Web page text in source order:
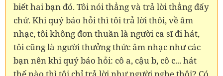
biết hai bạn đó. Tôi nói thẳng và trả lời thẳng đấy
chứ. Khi quý báo hỏi thì tôi trả lời thôi, về âm
nhạc, tôi không đơn thuần là người ca sĩ đi hát,
tôi cũng là người thưởng thức âm nhạc như các
bạn nên khi quý báo hỏi: cô a, cậu b, cô c... hát